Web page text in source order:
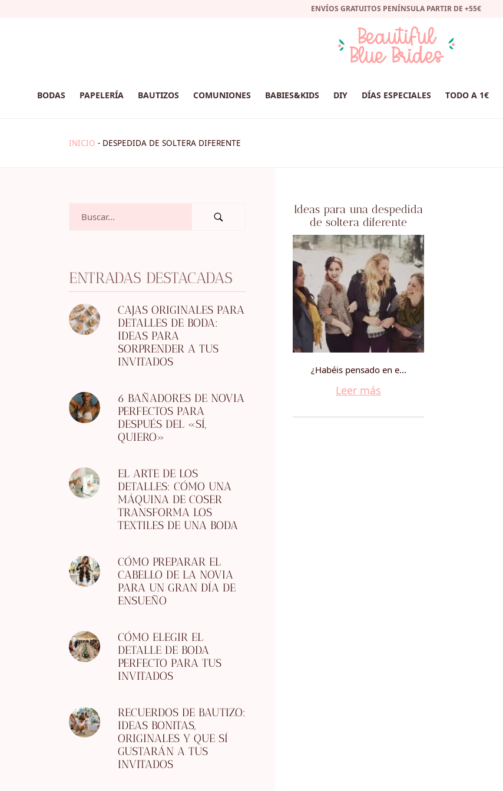
ENVÍOS GRATUITOS PENÍNSULA PARTIR DE +55€
BODAS PAPELERÍA BAUTIZOS COMUNIONES BABIES&KIDS DIY DÍAS ESPECIALES TODO A 1€
INICIO - DESPEDIDA DE SOLTERA DIFERENTE
Ideas para una despedida
de soltera diferente
¿Habéis pensado en e...
Leer más
ENTRADAS DESTACADAS
CAJAS ORIGINALES PARA
DETALLES DE BODA:
IDEAS PARA
SORPRENDER A TUS
INVITADOS
6 BAÑADORES DE NOVIA
PERFECTOS PARA
DESPUÉS DEL «SÍ,
QUIERO»
EL ARTE DE LOS
DETALLES: CÓMO UNA
MÁQUINA DE COSER
TRANSFORMA LOS
TEXTILES DE UNA BODA
CÓMO PREPARAR EL
CABELLO DE LA NOVIA
PARA UN GRAN DÍA DE
ENSUEÑO
CÓMO ELEGIR EL
DETALLE DE BODA
PERFECTO PARA TUS
INVITADOS
RECUERDOS DE BAUTIZO:
IDEAS BONITAS,
ORIGINALES Y QUE SÍ
GUSTARÁN A TUS
INVITADOS